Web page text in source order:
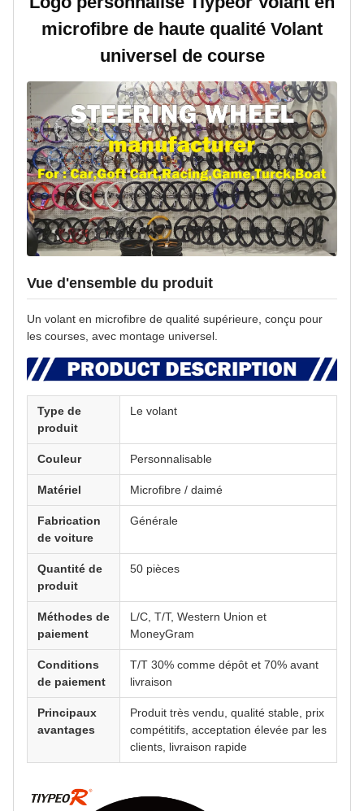
microfibre de haute qualité Volant
universel de course
Vue d'ensemble du produit
Un volant en microfibre de qualité supérieure, conçu pour
les courses, avec montage universel.
Type de
produit
Le volant
Couleur Personnalisable
Matériel Microfibre / daimé
Fabrication
de voiture
Générale
Quantité de
produit
50 pièces
Méthodes de
paiement
L/C, T/T, Western Union et
MoneyGram
Conditions
de paiement
T/T 30% comme dépôt et 70% avant
livraison
Principaux
avantages
Produit très vendu, qualité stable, prix
compétitifs, acceptation élevée par les
clients, livraison rapide